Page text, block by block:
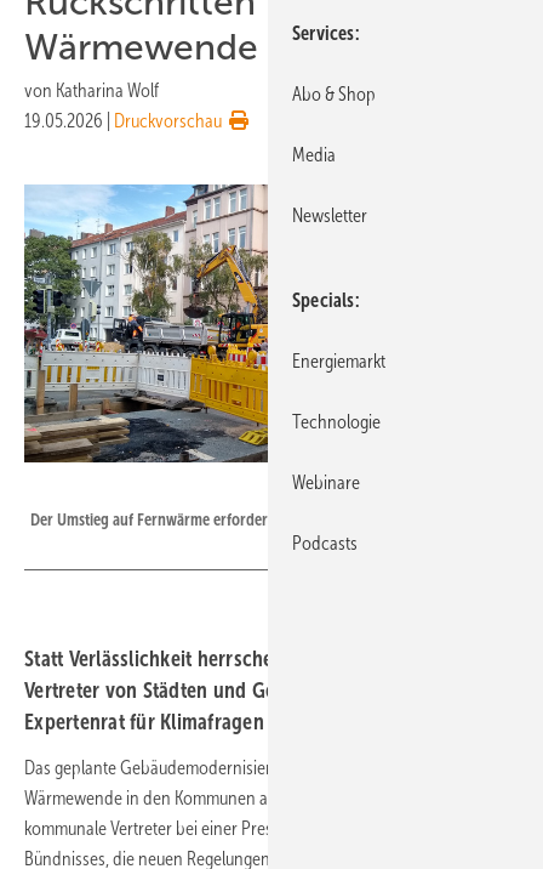
Wärmewende
von Katharina Wolf
19.05.2026
Druckvorschau
Der Umstieg auf Fernwärme erfordert hohe Investitionen.
Statt Verlässlichkeit herrsche Verunsicherung, monieren
Vertreter von Städten und Gemeinden. Und auch der
Expertenrat für Klimafragen äußert Bedenken.
Das geplante Gebäudemodernisierungsgesetz könnte die
Wärmewende in den Kommunen ausbremsen. Denn, so befürchteten
kommunale Vertreter bei einer Pressekonferenz des Klima-
Bündnisses, die neuen Regelungen zum Einbau fossiler Heizungen
Services
Abo & Shop
Media
Newsletter
Specials
Energiemarkt
Technologie
Webinare
Podcasts